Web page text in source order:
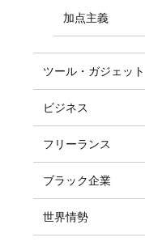
加点主義
ツール・ガジェット
ビジネス
フリーランス
ブラック企業
世界情勢